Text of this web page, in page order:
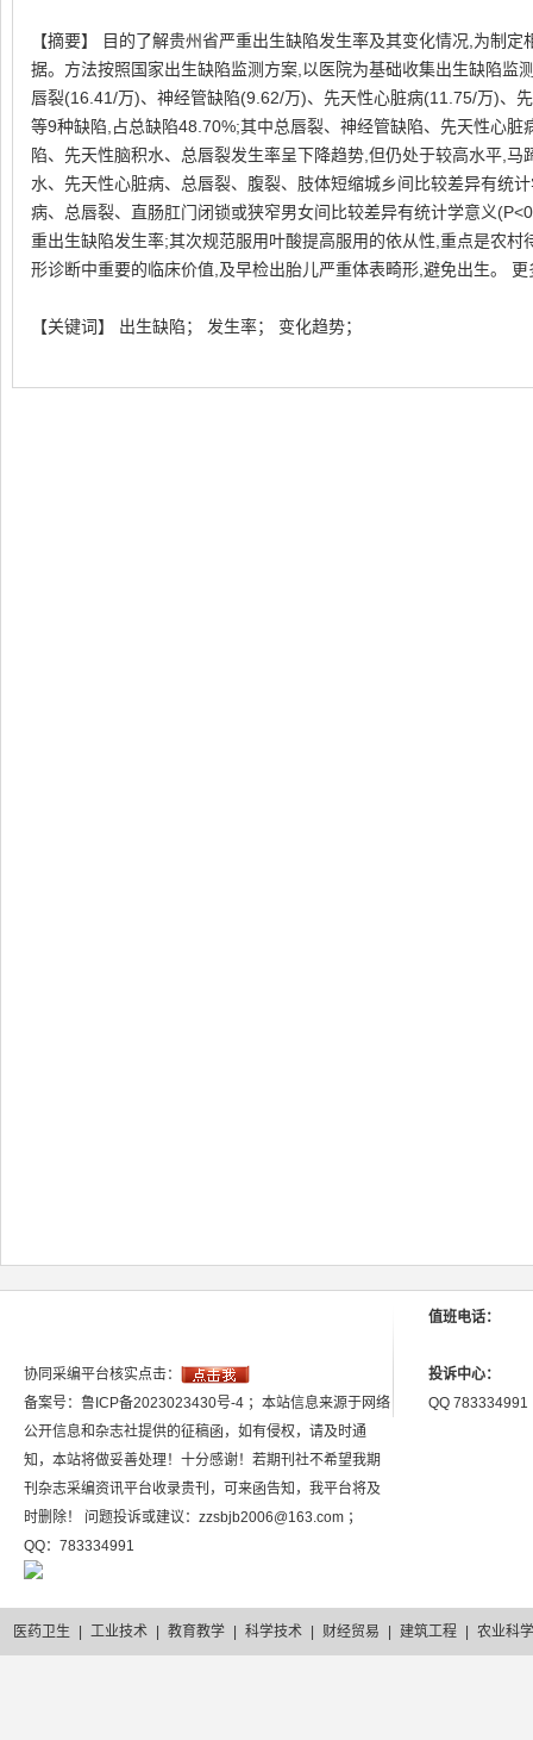
【摘要】 目的了解贵州省严重出生缺陷发生率及其变化情况,为制
据。方法按照国家出生缺陷监测方案,以医院为基础收集出生缺陷监
唇裂(16.41/万)、神经管缺陷(9.62/万)、先天性心脏病(11.75/万)、
等9种缺陷,占总缺陷48.70%;其中总唇裂、神经管缺陷、先天性心
陷、先天性脑积水、总唇裂发生率呈下降趋势,但仍处于较高水平,
水、先天性心脏病、总唇裂、腹裂、肢体短缩城乡间比较差异有统
病、总唇裂、直肠肛门闭锁或狭窄男女间比较差异有统计学意义
重出生缺陷发生率;其次规范服用叶酸提高服用的依从性,重点是农
形诊断中重要的临床价值,及早检出胎儿严重体表畸形,避免出生。 更
【关键词】 出生缺陷； 发生率； 变化趋势；
协同采编平台核实点击：
备案号：鲁ICP备2023023430号-4 ；本站信息来源于网络
公开信息和杂志社提供的征稿函，如有侵权，请及时通
知，本站将做妥善处理！十分感谢！若期刊社不希望我期
刊杂志采编资讯平台收录贵刊，可来函告知，我平台将及
时删除！ 问题投诉或建议：zzsbjb2006@163.com ；
QQ：783334991
值班电话：
投诉中心：
QQ 783334991
医药卫生 工业技术 教育教学 科学技术 财经贸易 建筑工程 农业科学